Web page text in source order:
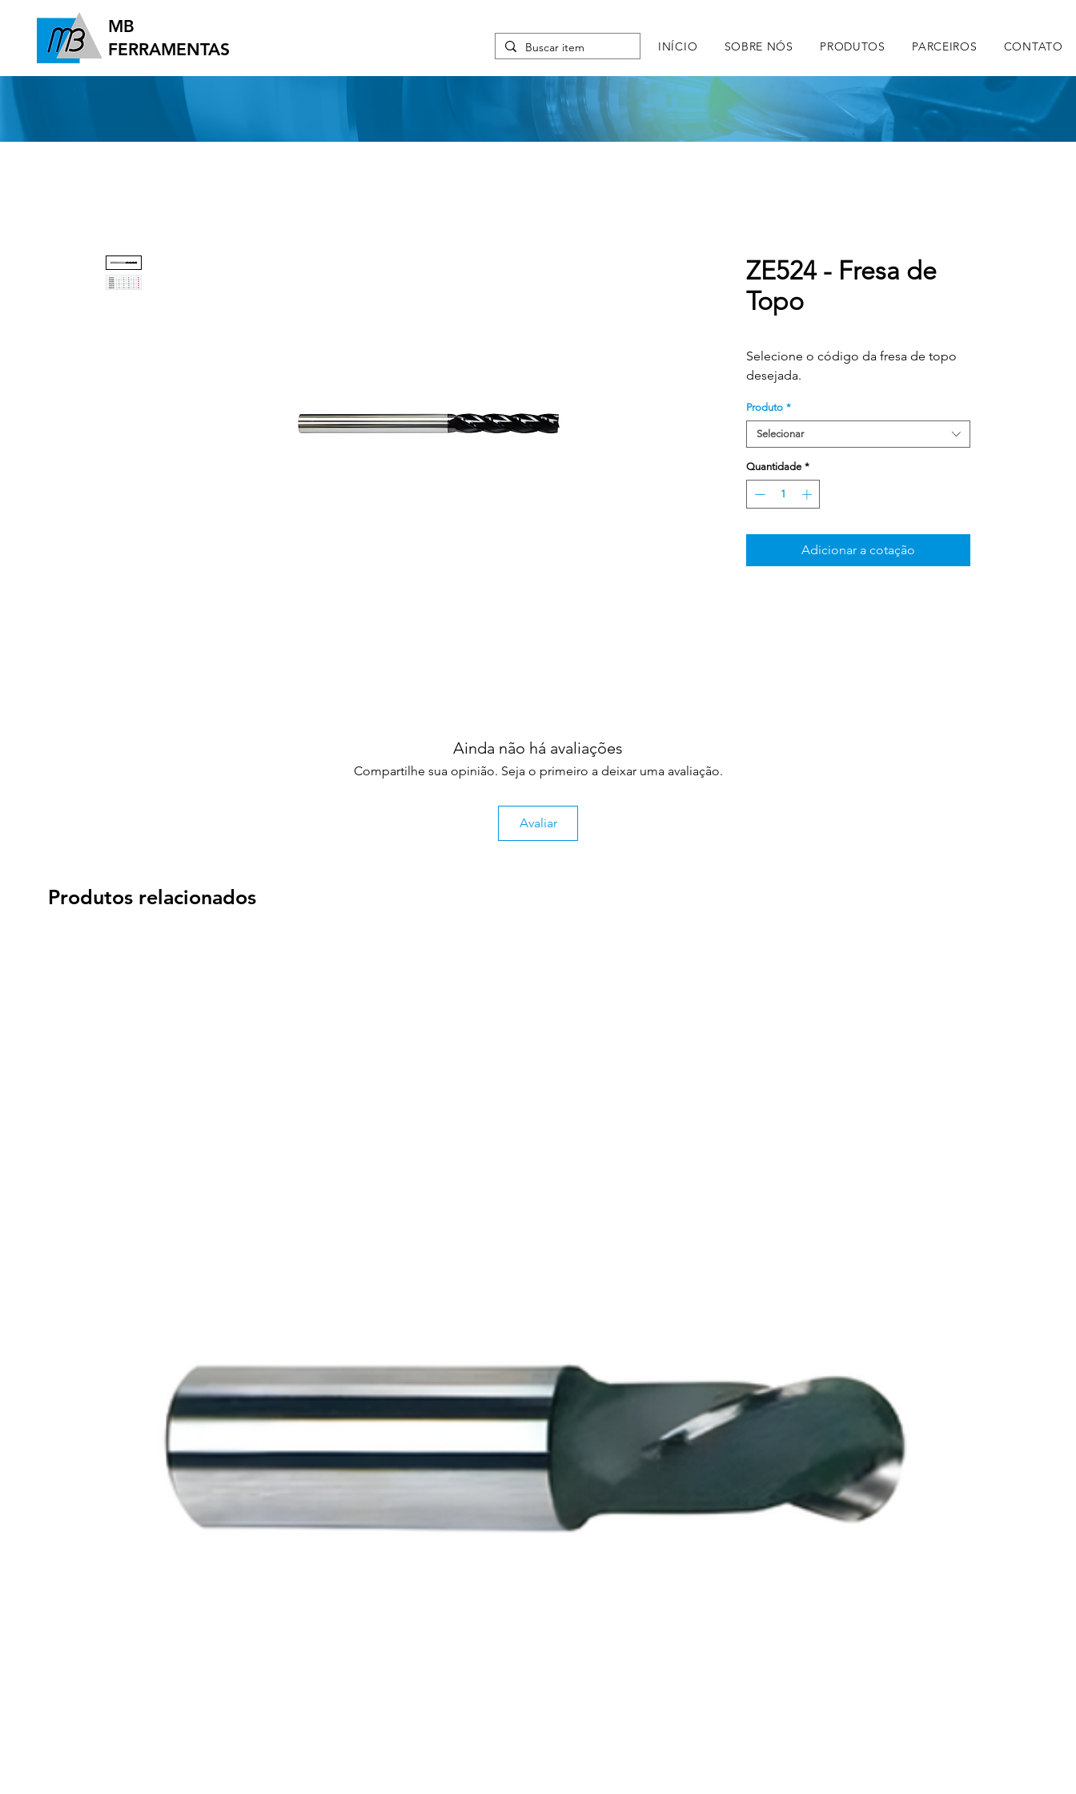
MB
FERRAMENTAS
INÍCIO SOBRE NÓS PRODUTOS PARCEIROS CONTATO
ZE524 - Fresa de
Topo
Selecione o código da fresa de topo
desejada.
Produto *
Selecionar
Quantidade *
Adicionar a cotação
Ainda não há avaliações
Compartilhe sua opinião. Seja o primeiro a deixar uma avaliação.
Avaliar
Produtos relacionados